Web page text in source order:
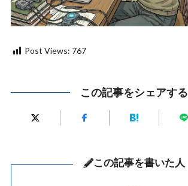
Post Views: 767
この記事をシェアする
この記事を書いた人